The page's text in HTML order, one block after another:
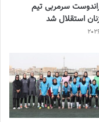
سرمربی تیم
استقلال شد